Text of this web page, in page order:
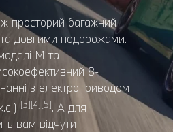
просторий багажний
та довгими подорожами.
M та
8-
з електроприводом
[3][4][5]. А для
вам відчути